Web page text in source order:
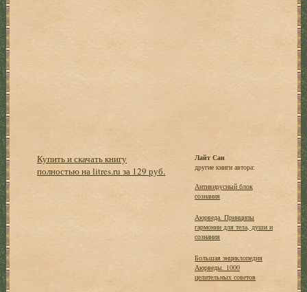
Купить и скачать книгу
полностью на litres.ru за 129 руб.
Лайт Сан
другие книги автора:
Антивирусный блок
сознания
Аюрведа. Принципы
гармонии для тела, души и
сознания
Большая энциклопедия
Аюрведы. 1000
целительных советов